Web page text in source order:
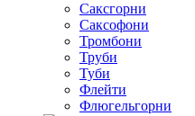
Саксгорни
Саксофони
Тромбони
Труби
Туби
Флейти
Флюгельгорни